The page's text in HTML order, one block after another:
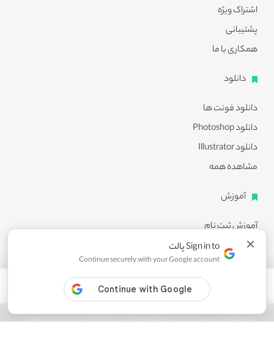
اشتراک ویژه
پشتیبانی
همکاری با ما
دانلود
دانلود فونت ها
دانلود Photoshop
دانلود Illustrator
مشاهده همه
آموزش
آموزش ثبت نام
آموزش دانلود
آموزش ویرایش طرح ها
مشاهده همه
کلیه حقوق این سایت نزد پالت محفوظ میباشد و هرگونه کپی برداری از آن طبق
× Sign in to پالت
Continue securely with your Google account